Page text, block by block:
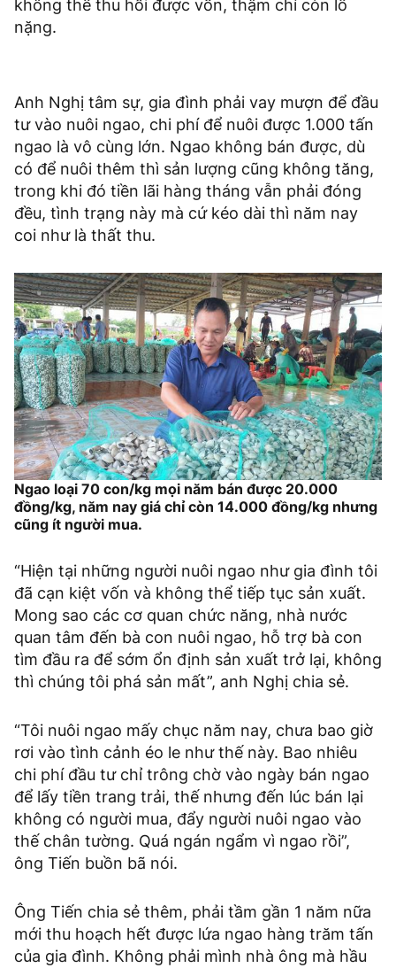
không thể thu hồi được vốn, thậm chí còn lỗ
nặng.
Anh Nghị tâm sự, gia đình phải vay mượn để đầu
tư vào nuôi ngao, chi phí để nuôi được 1.000 tấn
ngao là vô cùng lớn. Ngao không bán được, dù
có để nuôi thêm thì sản lượng cũng không tăng,
trong khi đó tiền lãi hàng tháng vẫn phải đóng
đều, tình trạng này mà cứ kéo dài thì năm nay
coi như là thất thu.
Ngao loại 70 con/kg mọi năm bán được 20.000
đồng/kg, năm nay giá chỉ còn 14.000 đồng/kg nhưng
cũng ít người mua.
“Hiện tại những người nuôi ngao như gia đình tôi
đã cạn kiệt vốn và không thể tiếp tục sản xuất.
Mong sao các cơ quan chức năng, nhà nước
quan tâm đến bà con nuôi ngao, hỗ trợ bà con
tìm đầu ra để sớm ổn định sản xuất trở lại, không
thì chúng tôi phá sản mất”, anh Nghị chia sẻ.
“Tôi nuôi ngao mấy chục năm nay, chưa bao giờ
rơi vào tình cảnh éo le như thế này. Bao nhiêu
chi phí đầu tư chỉ trông chờ vào ngày bán ngao
để lấy tiền trang trải, thế nhưng đến lúc bán lại
không có người mua, đẩy người nuôi ngao vào
thế chân tường. Quá ngán ngẩm vì ngao rồi”,
ông Tiến buồn bã nói.
Ông Tiến chia sẻ thêm, phải tầm gần 1 năm nữa
mới thu hoạch hết được lứa ngao hàng trăm tấn
của gia đình. Không phải mình nhà ông mà hầu